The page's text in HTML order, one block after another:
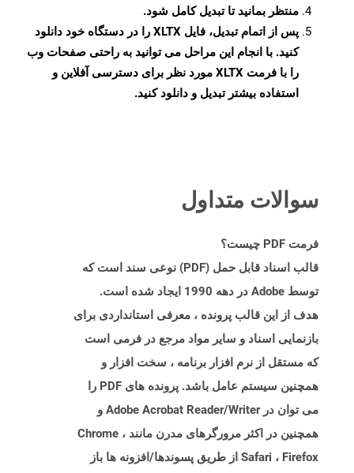
منتظر بمانید تا تبدیل کامل شود.
پس از اتمام تبدیل، فایل XLTX را در دستگاه خود دانلود
کنید. با انجام این مراحل می توانید به راحتی صفحات وب
را با فرمت XLTX مورد نظر برای دسترسی آفلاین و
استفاده بیشتر تبدیل و دانلود کنید.
سوالات متداول
فرمت PDF چیست؟
قالب اسناد قابل حمل (PDF) نوعی سند است که
توسط Adobe در دهه 1990 ایجاد شده است.
هدف از این قالب پرونده ، معرفی استانداردی برای
بازنمایی اسناد و سایر مواد مرجع در فرمی است
که مستقل از نرم افزار برنامه ، سخت افزار و
همچنین سیستم عامل باشد. پرونده های PDF را
می توان در Adobe Acrobat Reader/Writer و
همچنین در اکثر مرورگرهای مدرن مانند Chrome ،
Safari ، Firefox از طریق پسوندها/افزونه ها باز